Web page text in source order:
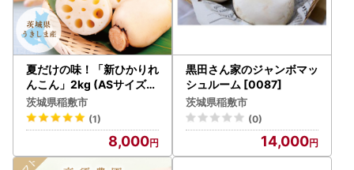
夏だけの味！「新ひかりれ
んこん」2kg (ASサイズ)
専用箱入 [1743]
茨城県稲敷市
(1)
8,000
黒田さん家のジャンボマッ
シュルーム [0087]
茨城県稲敷市
(0)
14,000